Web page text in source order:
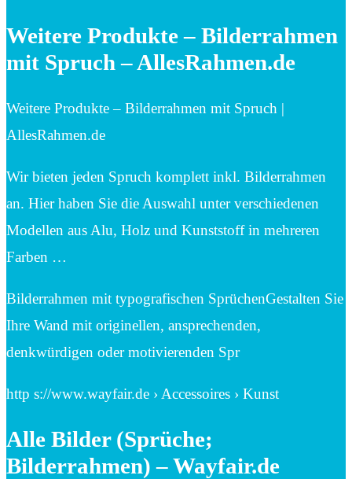
Weitere Produkte – Bilderrahmen
mit Spruch – AllesRahmen.de
Weitere Produkte – Bilderrahmen mit Spruch |
AllesRahmen.de
Wir bieten jeden Spruch komplett inkl. Bilderrahmen
an. Hier haben Sie die Auswahl unter verschiedenen
Modellen aus Alu, Holz und Kunststoff in mehreren
Farben …
Bilderrahmen mit typografischen SprüchenGestalten Sie
Ihre Wand mit originellen, ansprechenden,
denkwürdigen oder motivierenden Spr
http s://www.wayfair.de › Accessoires › Kunst
Alle Bilder (Sprüche;
Bilderrahmen) – Wayfair.de